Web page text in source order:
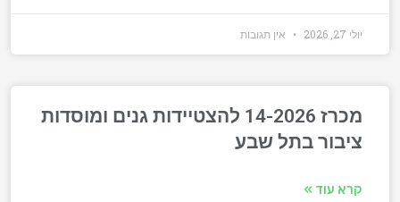
יולי 27, 2026 אין תגובות
מכרז 14-2026 להצטיידות גנים ומוסדות
ציבור בתל שבע
קרא עוד »